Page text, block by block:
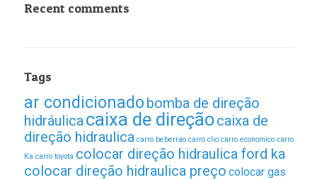
Recent comments
Tags
ar condicionado bomba de direção
hidráulicacaixa de direçãocaixa de
direção hidraulica carro beberrao carro clio carro economico carro
Ka carro toyota colocar direção hidraulica ford ka
colocar direção hidraulica preço colocar gas